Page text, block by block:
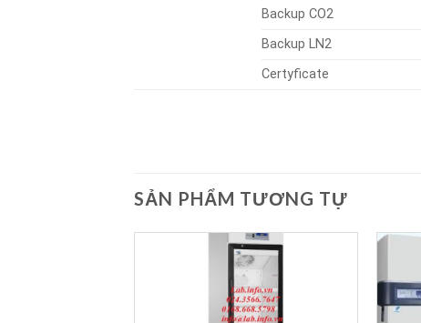
Backup CO2
Backup LN2
Certyficate
SẢN PHẨM TƯƠNG TỰ